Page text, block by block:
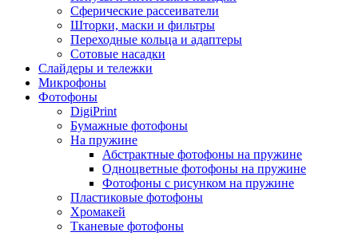
Сферические рассеиватели
Шторки, маски и фильтры
Переходные кольца и адаптеры
Сотовые насадки
Слайдеры и тележки
Микрофоны
Фотофоны
DigiPrint
Бумажные фотофоны
На пружине
Абстрактные фотофоны на пружине
Одноцветные фотофоны на пружине
Фотофоны с рисунком на пружине
Пластиковые фотофоны
Хромакей
Тканевые фотофоны